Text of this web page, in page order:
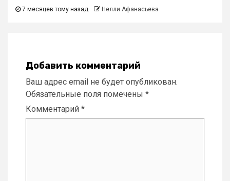
7 месяцев тому назад Нелли Афанасьева
Добавить комментарий
Ваш адрес email не будет опубликован.
Обязательные поля помечены *
Комментарий *